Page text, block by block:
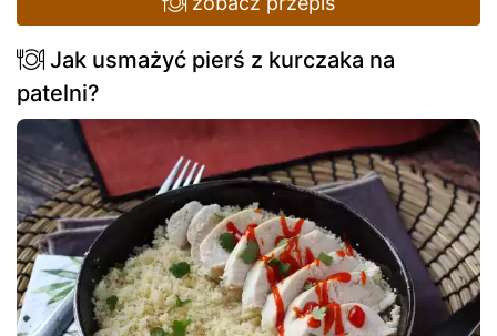
Jak usmażyć pierś z kurczaka na
patelni?